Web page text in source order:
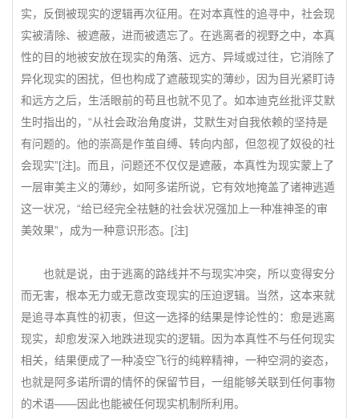
实，反倒被现实的逻辑再次征用。在对本真性的追寻中，社会现
实被清除、被遮蔽，进而被遗忘了。在逃离者的视野之中，本真
性的目的地被安放在现实的角落、远方、异域或过往，它消除了
异化现实的困扰，但也构成了遮蔽现实的薄纱，因为目光紧盯诗
和远方之后，生活眼前的苟且也就不见了。如本迪克丝批评艾默
生时指出的，“从社会政治角度讲，艾默生对自我依赖的坚持是
有问题的。他的崇高是作茧自缚、转向内部，但忽视了奴役的社
会现实”[注]。而且，问题还不仅仅是遮蔽，本真性为现实蒙上了
一层审美主义的薄纱，如阿多诺所说，它有效地掩盖了诸神逃遁
这一状况，“给已经完全祛魅的社会状况强加上一种准神圣的审
美效果”，成为一种意识形态。[注]
也就是说，由于逃离的路线并不与现实冲突，所以变得安分
而无害，根本无力或无意改变现实的压迫逻辑。当然，这本来就
是追寻本真性的初衷，但这一选择的结果是悖论性的：愈是逃离
现实，却愈发深入地跌进现实的逻辑。因为本真性不与任何现实
相关，结果便成了一种凌空飞行的纯粹精神，一种空洞的姿态，
也就是阿多诺所谓的情怀的保留节目，一组能够关联到任何事物
的术语——因此也能被任何现实机制所利用。